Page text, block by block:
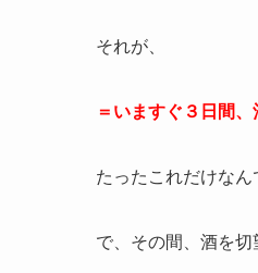
それが、
＝いますぐ３日間、
たったこれだけなん
で、その間、酒を